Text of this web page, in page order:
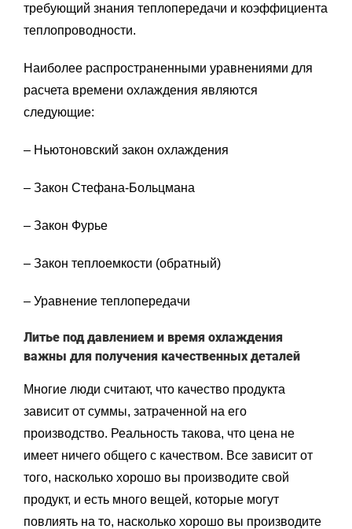
требующий знания теплопередачи и коэффициента
теплопроводности.
Наиболее распространенными уравнениями для
расчета времени охлаждения являются
следующие:
– Ньютоновский закон охлаждения
– Закон Стефана-Больцмана
– Закон Фурье
– Закон теплоемкости (обратный)
– Уравнение теплопередачи
Литье под давлением и время охлаждения
важны для получения качественных деталей
Многие люди считают, что качество продукта
зависит от суммы, затраченной на его
производство. Реальность такова, что цена не
имеет ничего общего с качеством. Все зависит от
того, насколько хорошо вы производите свой
продукт, и есть много вещей, которые могут
повлиять на то, насколько хорошо вы производите